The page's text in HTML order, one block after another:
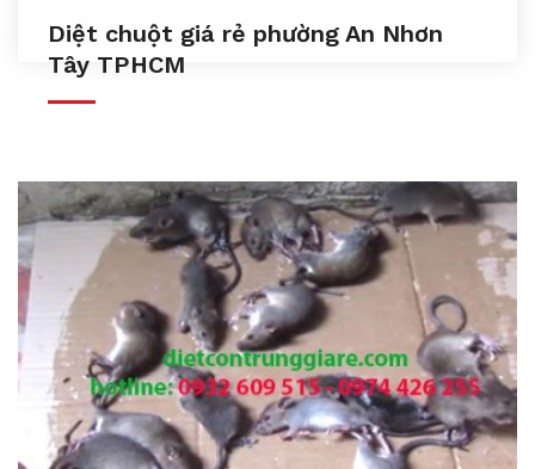
Diệt chuột giá rẻ phường An Nhơn
Tây TPHCM